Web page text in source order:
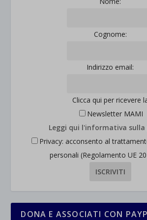
Cognome:
Indirizzo email:
Clicca qui per ricevere
Newsletter MAMI
Leggi qui l'informativa sulla
Privacy: acconsento al
personali (Regolamento UE
DONA E ASSOCIATI CON